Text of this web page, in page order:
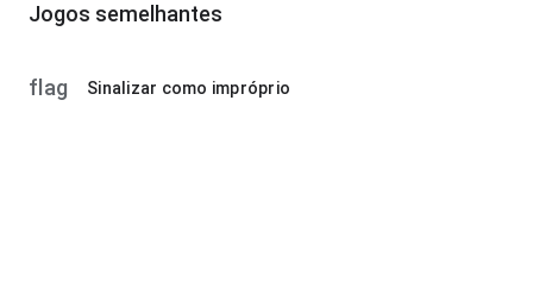
Jogos semelhantes
flag Sinalizar como impróprio